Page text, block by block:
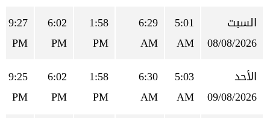
السبت
08/08/2026
5:01
AM
6:29
AM
1:58
PM
6:02
PM
9:27
PM
الأحد
09/08/2026
5:03
AM
6:30
AM
1:58
PM
6:02
PM
9:25
PM